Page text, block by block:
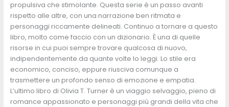
propulsiva che stimolante. Questa serie è un passo avanti
rispetto alle altre, con una narrazione ben ritmata e
personaggi riccamente delineati. Continuo a tornare a questo
libro, molto come faccio con un dizionario. È una di quelle
risorse in cui puoi sempre trovare qualcosa di nuovo,
indipendentemente da quante volte lo leggi. Lo stile era
economico, conciso, eppure riusciva comunque a
trasmettere un profondo senso di emozione e empatia.
L’ultimo libro di Olivia T. Turner è un viaggio selvaggio, pieno di
romance appassionato e personaggi più grandi della vita che